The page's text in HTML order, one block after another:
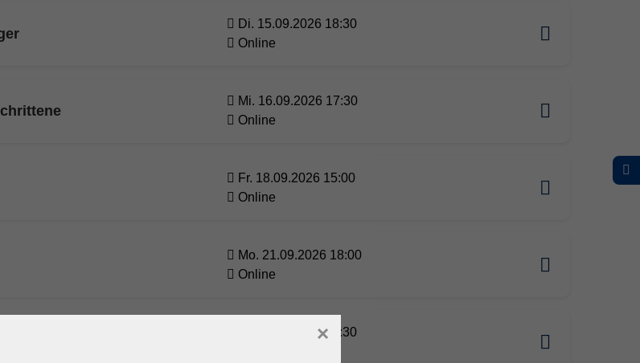
Di. 15.09.2026 18:30
Online
Mi. 16.09.2026 17:30
Online
Fr. 18.09.2026 15:00
Online
Mo. 21.09.2026 18:00
Online
Di. 22.09.2026 16:30
×